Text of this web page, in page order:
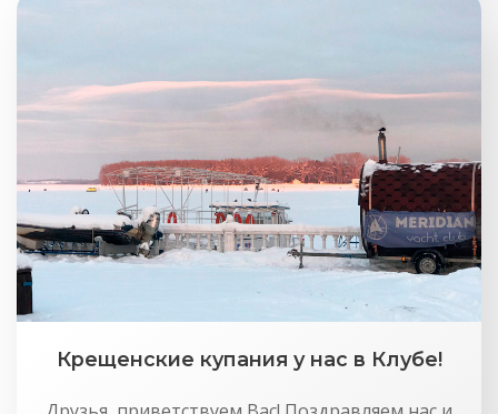
Крещенские купания у нас в Клубе!